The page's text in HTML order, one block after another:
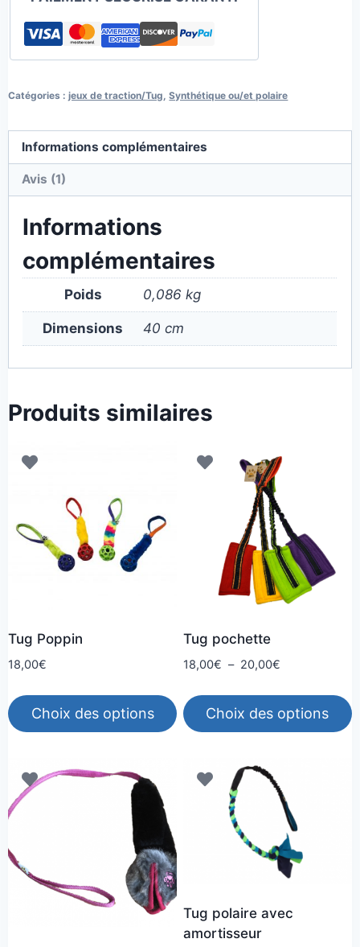
Catégories :jeux de traction/Tug,Synthétique ou/et polaire
Informations complémentaires
Avis (1)
Informations
complémentaires
Poids 0,086 kg
Dimensions 40 cm
Produits similaires
Tug Poppin
18,00€
Choix des options
plusieurs
Les
options
peuvent
Tug pochette
18,00€ – 20,00€
18,00€
Choix des options
plusieurs
variations.
être
choisies
Tug polaire avec
amortisseur